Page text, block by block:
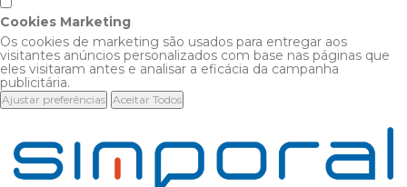
Cookies Marketing
Os cookies de marketing são usados para entregar aos
visitantes anúncios personalizados com base nas páginas que
eles visitaram antes e analisar a eficácia da campanha
publicitária.
Ajustar preferências Aceitar Todos